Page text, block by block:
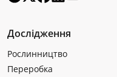
Дослідження
Рослинництво
Переробка